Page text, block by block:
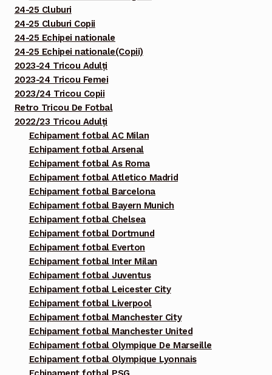
24-25 Cluburi
24-25 Cluburi Copii
24-25 Echipei nationale
24-25 Echipei nationale(Copii)
2023-24 Tricou Adulți
2023-24 Tricou Femei
2023/24 Tricou Copii
Retro Tricou De Fotbal
2022/23 Tricou Adulți
Echipament fotbal AC Milan
Echipament fotbal Arsenal
Echipament fotbal As Roma
Echipament fotbal Atletico Madrid
Echipament fotbal Barcelona
Echipament fotbal Bayern Munich
Echipament fotbal Chelsea
Echipament fotbal Dortmund
Echipament fotbal Everton
Echipament fotbal Inter Milan
Echipament fotbal Juventus
Echipament fotbal Leicester City
Echipament fotbal Liverpool
Echipament fotbal Manchester City
Echipament fotbal Manchester United
Echipament fotbal Olympique De Marseille
Echipament fotbal Olympique Lyonnais